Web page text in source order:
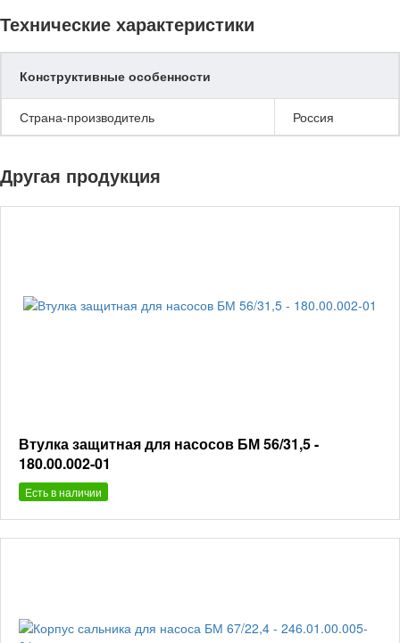
Технические характеристики
Конструктивные особенности
Страна-производитель Россия
Другая продукция
Втулка защитная для насосов БМ 56/31,5 -
180.00.002-01
Есть в наличии